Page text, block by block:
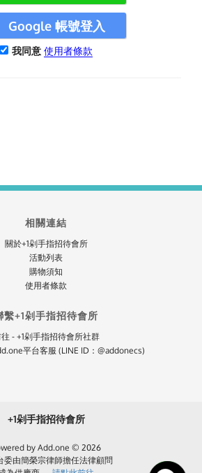
Google 帳號登入
我同意 使用者條款
相關連結
關於+1剁手指招待會所
活動列表
購物須知
使用者條款
繫+1剁手指招待會所
- +1剁手指招待會所社群
平台客服 (LINE ID：@addonecs)
+1剁手指招待會所
by Add.one © 2026
委由簡榮宗律師擔任法律顧問